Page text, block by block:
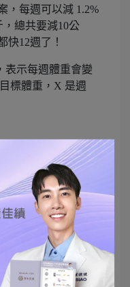
，每週可以減 1.2%
，總共要減10公
快12週了！
表示每週體重會變
標體重，X 是週